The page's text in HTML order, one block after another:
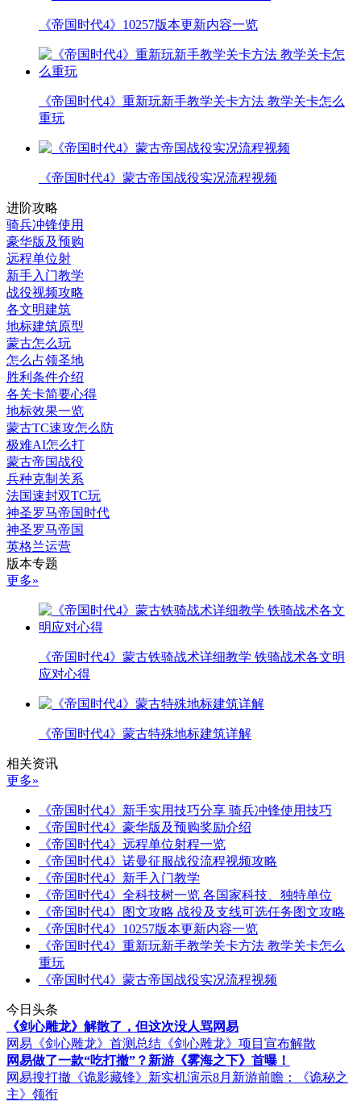
《帝国时代4》10257版本更新内容一览
《帝国时代4》重新玩新手教学关卡方法 教学关卡怎么
重玩
《帝国时代4》蒙古帝国战役实况流程视频
进阶攻略
骑兵冲锋使用
豪华版及预购
远程单位射
新手入门教学
战役视频攻略
各文明建筑
地标建筑原型
蒙古怎么玩
怎么占领圣地
胜利条件介绍
各关卡简要心得
地标效果一览
蒙古TC速攻怎么防
极难AI怎么打
蒙古帝国战役
兵种克制关系
法国速封双TC玩
神圣罗马帝国时代
神圣罗马帝国
英格兰运营
版本专题
更多»
《帝国时代4》蒙古铁骑战术详细教学 铁骑战术各文明
应对心得
《帝国时代4》蒙古特殊地标建筑详解
相关资讯
更多»
《帝国时代4》新手实用技巧分享 骑兵冲锋使用技巧
《帝国时代4》豪华版及预购奖励介绍
《帝国时代4》远程单位射程一览
《帝国时代4》诺曼征服战役流程视频攻略
《帝国时代4》新手入门教学
《帝国时代4》全科技树一览 各国家科技、独特单位
《帝国时代4》图文攻略 战役及支线可选任务图文攻略
《帝国时代4》10257版本更新内容一览
《帝国时代4》重新玩新手教学关卡方法 教学关卡怎么
重玩
《帝国时代4》蒙古帝国战役实况流程视频
今日头条
《剑心雕龙》解散了，但这次没人骂网易
网易《剑心雕龙》首测总结 《剑心雕龙》项目宣布解散
网易做了一款“吃打撤”？新游《雾海之下》首曝！
网易搜打撤《诡影藏锋》新实机演示8月新游前瞻：《诡秘之
主》领衔